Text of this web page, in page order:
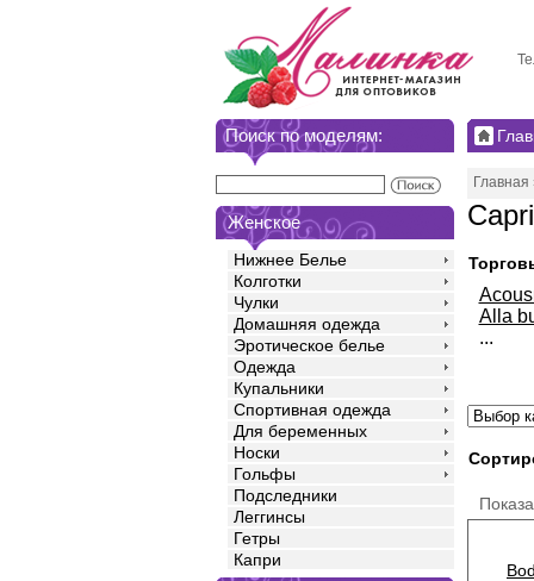
Поиск по моделям:
Женское
Нижнее Белье
Колготки
Чулки
Домашняя одежда
Эротическое белье
Одежда
Купальники
Спортивная одежда
Для беременных
Носки
Гольфы
Подследники
Леггинсы
Гетры
Капри
Главная
Alla
...